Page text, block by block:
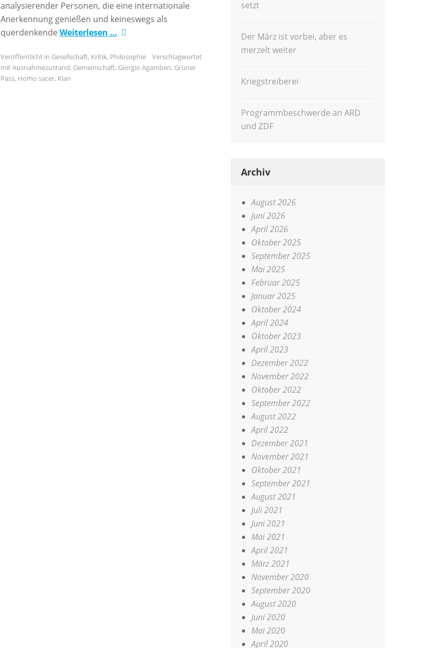
analysierender Personen, die eine internationale
Anerkennung genießen und keineswegs als
querdenkende Weiterlesen …
Veröffentlicht in Gesellschaft, Kritik, Philosophie
Verschlagwortet
mitAusnahmezustand, Gemeinschaft, Giorgio Agamben, Grüner
Pass, Homo sacer, Klan
setzt
Der März ist vorbei, aber es
merzelt weiter
Kriegstreiberei
Programmbeschwerde an ARD
und ZDF
Archiv
August 2026
Juni 2026
April 2026
Oktober 2025
September 2025
Mai 2025
Februar 2025
Januar 2025
Oktober 2024
April 2024
Oktober 2023
April 2023
Dezember 2022
November 2022
Oktober 2022
September 2022
August 2022
April 2022
Dezember 2021
November 2021
Oktober 2021
September 2021
August 2021
Juli 2021
Juni 2021
Mai 2021
April 2021
März 2021
November 2020
September 2020
August 2020
Juni 2020
Mai 2020
April 2020